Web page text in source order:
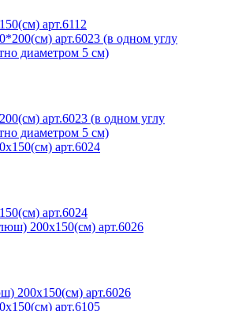
арт.6112
арт.6023 (в одном углу
диаметром 5 см)
арт.6024
200х150(см) арт.6026